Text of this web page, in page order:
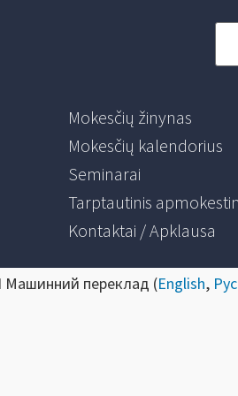
Mokesčių žinynas
Mokesčių kalendorius
Seminarai
Tarptautinis
Kontaktai / Apklausa
Машинний переклад (English,